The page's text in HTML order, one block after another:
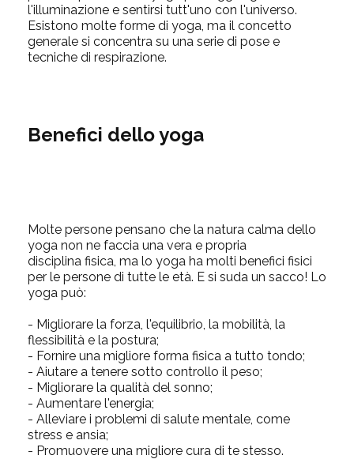
l'illuminazione e sentirsi tutt'uno con l'universo.
Esistono molte forme di yoga, ma il concetto
generale si concentra su una serie di pose e
tecniche di respirazione.
Benefici dello yoga
Molte persone pensano che la natura calma dello
yoga non ne faccia una vera e propria
disciplina fisica, ma lo yoga ha molti benefici fisici
per le persone di tutte le età. E si suda un sacco! Lo
yoga può:
- Migliorare la forza, l'equilibrio, la mobilità, la
flessibilità e la postura;
- Fornire una migliore forma fisica a tutto tondo;
- Aiutare a tenere sotto controllo il peso;
- Migliorare la qualità del sonno;
- Aumentare l'energia;
- Alleviare i problemi di salute mentale, come
stress e ansia;
- Promuovere una migliore cura di te stesso.